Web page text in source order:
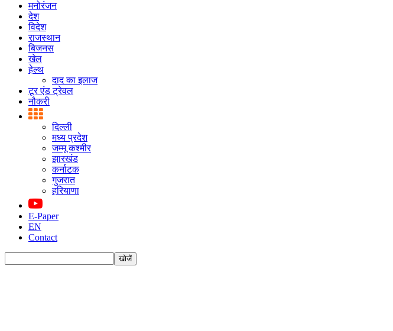
मनोरंजन
देश
विदेश
राजस्थान
बिजनस
खेल
हेल्थ
दाद का इलाज
टूर एंड ट्रेवल
नौकरी
दिल्ली
मध्य प्रदेश
जम्मू कश्मीर
झारखंड
कर्नाटक
गुजरात
हरियाणा
E-Paper
EN
Contact